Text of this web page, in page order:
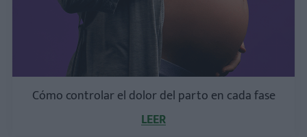
Cómo controlar el dolor del parto en cada fase
LEER